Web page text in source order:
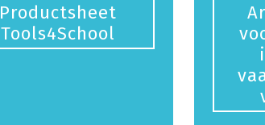
Productsheet
Tools4School